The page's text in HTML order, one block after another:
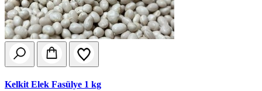
Kelkit Elek Fasülye 1 kg